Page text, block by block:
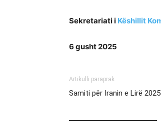
Sekretariati i Këshillit
6 gusht 2025
Artikulli paraprak
Samiti për Iranin e Lirë